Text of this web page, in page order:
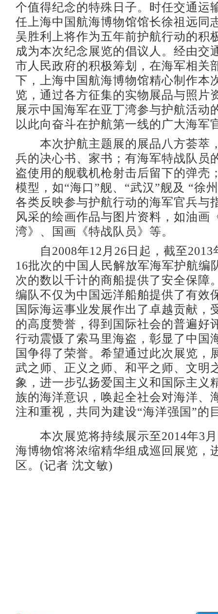
个值得纪念的特殊日子。时任交通运
任上海中国航海博物馆馆长徐祖远同
吴胜利上将作为五年前护航行动的积
成为本次纪念展览的倡议人。经由交
市人民政府的积极筹划，在海军相关
下，上海中国航海博物馆精心制作本
览，通过各方征集的实物展品与照片
展示中国海军在亚丁湾参与护航活动
以此向奋斗在护航第一线的广大海军
本次护航主题展的展品八方荟萃
兵的决心书、家书；有海军特战队员
盗使用的舰载机枪射击后留下的弹壳
模型，如“海口”舰、“武汉”舰及 “徐
各类反映参与护航行动的海军官兵与
风采的绘画作品与图片资料，如油画
湾》、国画《特战队员》等。
自2008年12月26日起，截至2013
16批次的中国人民解放军海军护航编
次的数以千计的商船提供了安全保障
编队不仅为中国远洋船舶提供了有效
国际海运事业发展作出了卓越贡献，
的高度赞誉，得到国际社会的普遍好
行动震慑了索马里海盗，彰显了中国
国争得了荣誉。希望通过此次展览，
武之师、正义之师、和平之师、文明
象，进一步弘扬爱国主义和国际主义
族的海洋意识，唤起全社会对海洋、
注和重视，共同为建设“海洋强国”的
本次展览将持续展示至2014年3月
海博物馆将浓缩精华组成巡回展览，
区。(记者 沈文敏)